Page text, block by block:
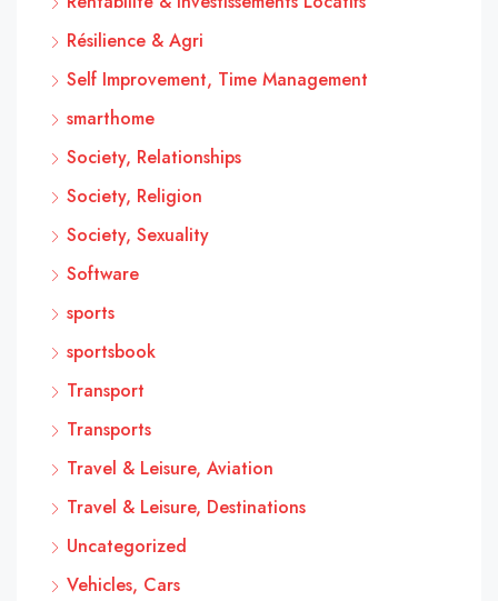
Résilience & Agri
Self Improvement, Time Management
smarthome
Society, Relationships
Society, Religion
Society, Sexuality
Software
sports
sportsbook
Transport
Transports
Travel & Leisure, Aviation
Travel & Leisure, Destinations
Uncategorized
Vehicles, Cars